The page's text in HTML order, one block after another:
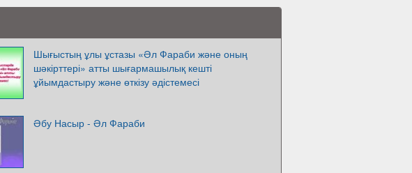
Шығыстың ұлы ұстазы «Әл Фараби және оның
шәкірттері» атты шығармашылық кешті
ұйымдастыру және өткізу әдістемесі
Әбу Насыр - Әл Фараби